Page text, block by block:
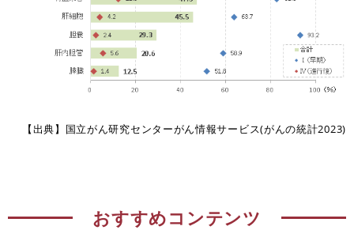
【出典】国立がん研究センターがん情報サービス(がんの統計2023)
おすすめコンテンツ